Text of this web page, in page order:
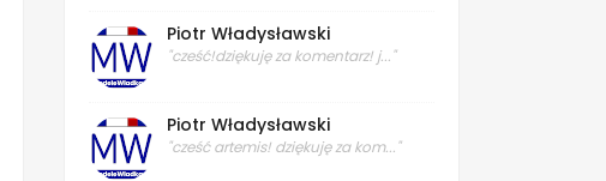
Piotr Władysławski
"cześć!dziękuję za komentarz! j..."
Piotr Władysławski
"cześć artemis! dziękuję za kom..."